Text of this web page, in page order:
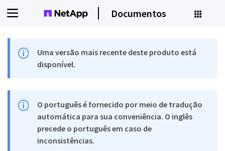
Documentos
Uma versão mais recente deste produto está
disponível.
O português é fornecido por meio de tradução
automática para sua conveniência. O inglês
precede o português em caso de
inconsistências.